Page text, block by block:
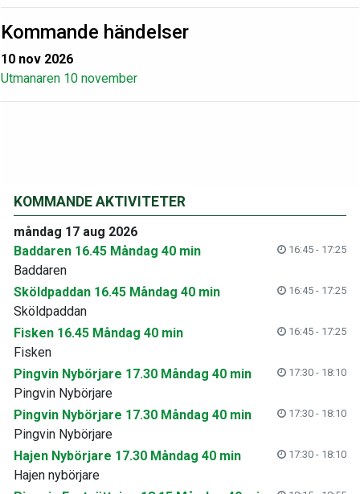
Kommande händelser
10 nov 2026
Utmanaren 10 november
KOMMANDE AKTIVITETER
måndag 17 aug 2026
Baddaren 16.45 Måndag 40 min
16:45 - 17:25
Baddaren
Sköldpaddan 16.45 Måndag 40 min
16:45 - 17:25
Sköldpaddan
Fisken 16.45 Måndag 40 min
16:45 - 17:25
Fisken
Pingvin Nybörjare 17.30 Måndag 40 min
17:30 - 18:10
Pingvin Nybörjare
Pingvin Nybörjare 17.30 Måndag 40 min
17:30 - 18:10
Pingvin Nybörjare
Hajen Nybörjare 17.30 Måndag 40 min
17:30 - 18:10
Hajen nybörjare